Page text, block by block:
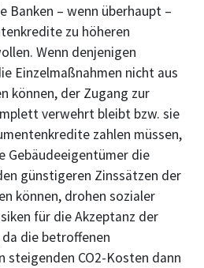
Banken – wenn überhaupt –
zu höheren
Wenn denjenigen
Einzelmaßnahmen nicht aus
können, der Zugang zur
verwehrt bleibt bzw. sie
zahlen müssen,
Gebäudeeigentümer die
günstigeren Zinssätzen der
können, drohen sozialer
für die Akzeptanz der
die betroffenen
steigenden CO2-Kosten dann